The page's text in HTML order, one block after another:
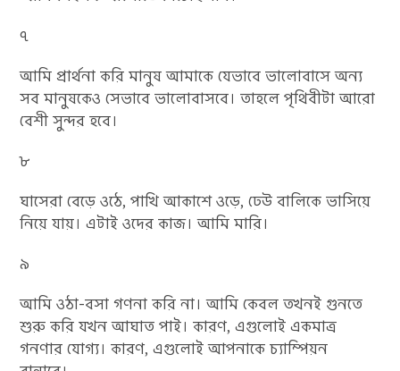
৭
আমি প্রার্থনা করি মানুষ আমাকে যেভাবে ভালোবাসে অন্য
সব মানুষকেও সেভাবে ভালোবাসবে। তাহলে পৃথিবীটা আরো
বেশী সুন্দর হবে।
৮
ঘাসেরা বেড়ে ওঠে, পাখি আকাশে ওড়ে, ঢেউ বালিকে ভাসিয়ে
নিয়ে যায়। এটাই ওদের কাজ। আমি মারি।
৯
আমি ওঠা-বসা গণনা করি না। আমি কেবল তখনই গুনতে
শুরু করি যখন আঘাত পাই। কারণ, এগুলোই একমাত্র
গনণার যোগ্য। কারণ, এগুলোই আপনাকে চ্যাম্পিয়ন